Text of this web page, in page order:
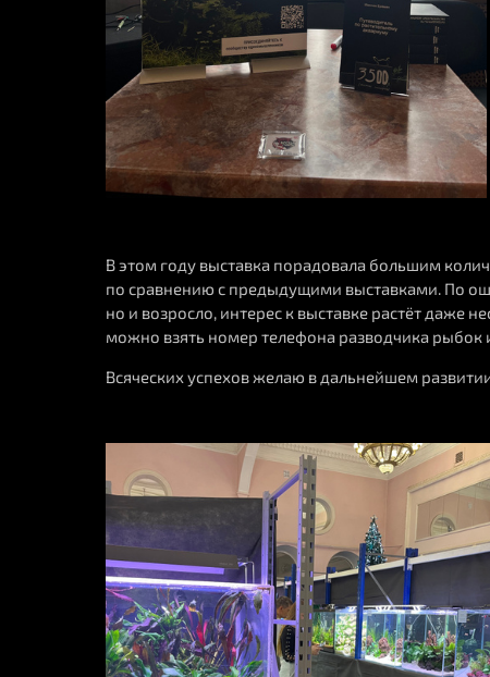
В этом году выставка порадовала большим
по сравнению с предыдущими выставками. По
но и возросло, интерес к выставке растёт даже
можно взять номер телефона разводчика рыбок
Всяческих успехов желаю в дальнейшем